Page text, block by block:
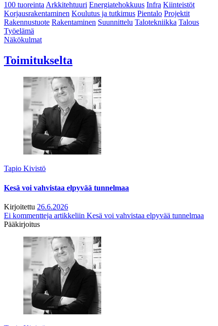
100 tuoreintaArkkitehtuuri Energiatehokkuus Infra Kiinteistöt
Korjausrakentaminen Koulutus ja tutkimus Pientalo Projektit
Rakennustuote Rakentaminen Suunnittelu Talotekniikka Talous
Työelämä
Näkökulmat
Toimitukselta
Tapio Kivistö
Kesä voi vahvistaa elpyvää tunnelmaa
Kirjoitettu 26.6.2026
Ei kommentteja artikkeliin Kesä voi vahvistaa elpyvää tunnelmaa
Pääkirjoitus